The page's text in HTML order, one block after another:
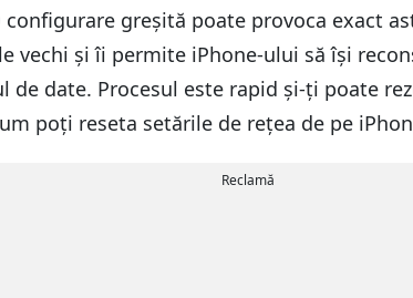
greșită poate provoca exact
vechi și îi permite iPhone‑ului să își
de date. Procesul este rapid și-ți poate
poți reseta setările de rețea de pe
Reclamă